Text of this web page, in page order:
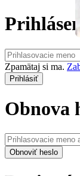
Zpamätaj si ma.
Obnova